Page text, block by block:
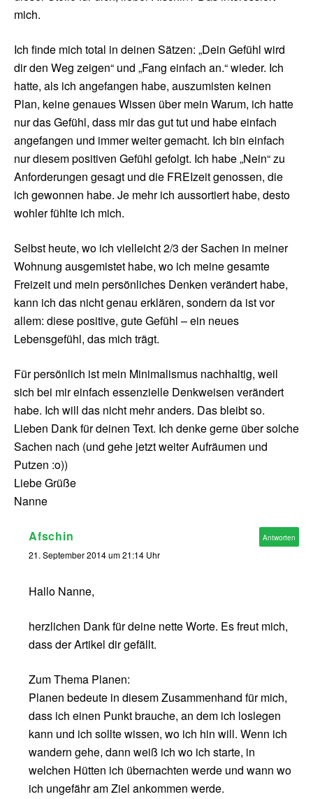
mich.
Ich finde mich total in deinen Sätzen: „Dein Gefühl wird
dir den Weg zeigen“ und „Fang einfach an.“ wieder. Ich
hatte, als ich angefangen habe, auszumisten keinen
Plan, keine genaues Wissen über mein Warum, ich hatte
nur das Gefühl, dass mir das gut tut und habe einfach
angefangen und immer weiter gemacht. Ich bin einfach
nur diesem positiven Gefühl gefolgt. Ich habe „Nein“ zu
Anforderungen gesagt und die FREIzeit genossen, die
ich gewonnen habe. Je mehr ich aussortiert habe, desto
wohler fühlte ich mich.
Selbst heute, wo ich vielleicht 2/3 der Sachen in meiner
Wohnung ausgemistet habe, wo ich meine gesamte
Freizeit und mein persönliches Denken verändert habe,
kann ich das nicht genau erklären, sondern da ist vor
allem: diese positive, gute Gefühl – ein neues
Lebensgefühl, das mich trägt.
Für persönlich ist mein Minimalismus nachhaltig, weil
sich bei mir einfach essenzielle Denkweisen verändert
habe. Ich will das nicht mehr anders. Das bleibt so.
Lieben Dank für deinen Text. Ich denke gerne über solche
Sachen nach (und gehe jetzt weiter Aufräumen und
Putzen :o))
Liebe Grüße
Nanne
Afschin
21. September 2014 um 21:14 Uhr
Hallo Nanne,
herzlichen Dank für deine nette Worte. Es freut mich,
dass der Artikel dir gefällt.
Zum Thema Planen:
Planen bedeute in diesem Zusammenhand für mich,
dass ich einen Punkt brauche, an dem ich loslegen
kann und ich sollte wissen, wo ich hin will. Wenn ich
wandern gehe, dann weiß ich wo ich starte, in
welchen Hütten ich übernachten werde und wann wo
ich ungefähr am Ziel ankommen werde.
Antworten